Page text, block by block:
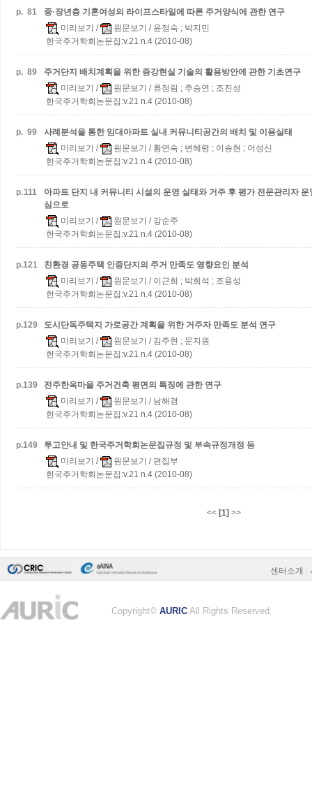
p. 81
중·장년층 기혼여성의 라이프스타일에 따른 주거양식에 관한 연구
미리보기 / 원문보기 / 윤정숙 ; 박지민
한국주거학회논문집:v.21 n.4 (2010-08)
p. 89
주거단지 배치계획을 위한 증강현실 기술의 활용방안에 관한 기초연구
미리보기 / 원문보기 / 류정림 ; 추승연 ; 조진성
한국주거학회논문집:v.21 n.4 (2010-08)
p. 99
사례분석을 통한 임대아파트 실내 커뮤니티공간의 배치 및 이용실태
미리보기 / 원문보기 / 황연숙 ; 변혜령 ; 이송현 ; 어성신
한국주거학회논문집:v.21 n.4 (2010-08)
p.111 아파트 단지 내 커뮤니티 시설의 운영 실태와 거주 후 평가 전문관리자
심으로
미리보기 / 원문보기 / 강순주
한국주거학회논문집:v.21 n.4 (2010-08)
p.121
친환경 공동주택 인증단지의 주거 만족도 영향요인 분석
미리보기 / 원문보기 / 이근희 ; 박희석 ; 조용성
한국주거학회논문집:v.21 n.4 (2010-08)
p.129
도시단독주택지 가로공간 계획을 위한 거주자 만족도 분석 연구
미리보기 / 원문보기 / 김주현 ; 문지원
한국주거학회논문집:v.21 n.4 (2010-08)
p.139
전주한옥마을 주거건축 평면의 특징에 관한 연구
미리보기 / 원문보기 / 남해경
한국주거학회논문집:v.21 n.4 (2010-08)
p.149
투고안내 및 한국주거학회논문집규정 및 부속규정개정 등
미리보기 / 원문보기 / 편집부
한국주거학회논문집:v.21 n.4 (2010-08)
<< [1] >>
센터소개
Copyright© AURIC All Rights Reserved.